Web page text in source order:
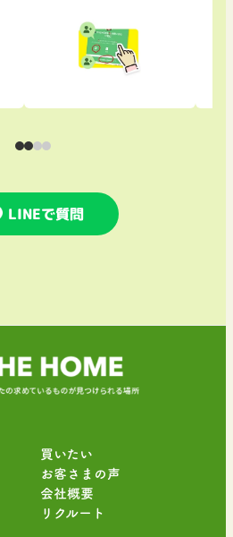
LINEで質問
買いたい
お客さまの声
会社概要
リクルート